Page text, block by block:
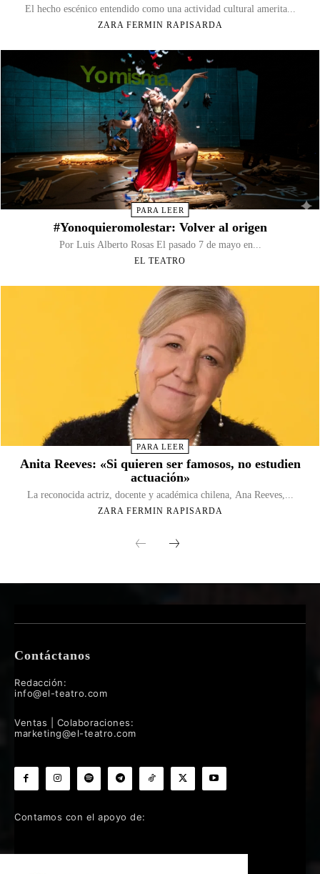
El hecho escénico entendido como una actividad cultural amerita...
ZARA FERMIN RAPISARDA
PARA LEER
#Yonoquieromolestar: Volver al origen
Por Luis Alberto Rosas El pasado 7 de mayo en...
EL TEATRO
PARA LEER
Anita Reeves: «Si quieren ser famosos, no estudien
actuación»
La reconocida actriz, docente y académica chilena, Ana Reeves,...
ZARA FERMIN RAPISARDA
Contáctanos
Redacción:
info@el-teatro.com
Ventas | Colaboraciones:
marketing@el-teatro.com
Contamos con el apoyo de: